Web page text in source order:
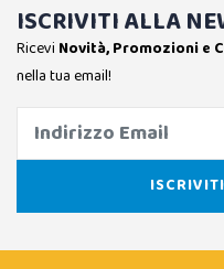
ISCRIVITI ALLA
Ricevi Novità, Promozioni e
nella tua email!